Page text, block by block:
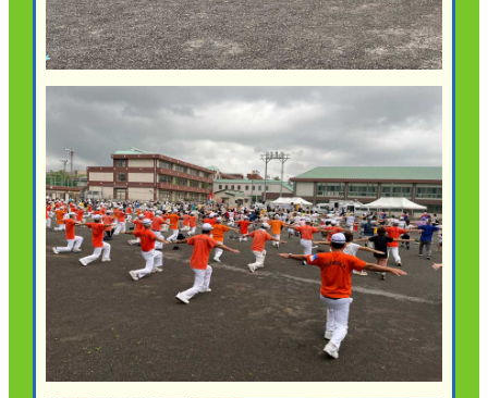
ご契約のしおり・約款（Web約款）
保険用語集
お問い合わせ
お問い合わせ
すこやか健康ラボ
ラジオ体操・みんなの体操
ラジオ体操ポータルサイト
かんぽ生命のサステナビリティ
お客さまの声／お客さまサービス向上の取組み
かんぽジャンクション